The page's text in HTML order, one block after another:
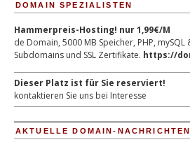
DOMAIN SPEZIALISTEN
Hammerpreis-Hosting! nur 1,99€/M
de Domain, 5000 MB Speicher, PHP,
Subdomains und SSL Zertifikate. https://
Dieser Platz ist für Sie reserviert!
kontaktieren Sie uns bei Interesse
AKTUELLE DOMAIN-